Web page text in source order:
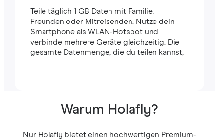
Teile täglich 1 GB Daten mit Familie,
Freunden oder Mitreisenden. Nutze dein
Smartphone als WLAN-Hotspot und
verbinde mehrere Geräte gleichzeitig. Die
gesamte Datenmenge, die du teilen kannst,
hängt von der Laufzeit deines Tarifs ab – bei
Warum Holafly?
Nur Holafly bietet einen hochwertigen Premium-